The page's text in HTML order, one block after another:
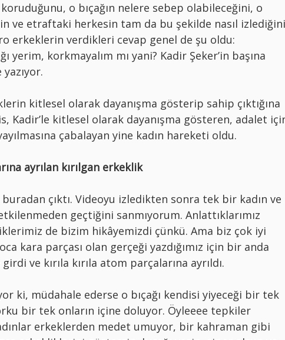
koruduğunu, o bıçağın nelere sebep olabileceğini, o
ve etraftaki herkesin tam da bu şekilde nasıl izlediğini
erkeklerin verdikleri cevap genel de şu oldu:
yerim, korkmayalım mı yani? Kadir Şeker’in başına
kitlesel olarak dayanışma gösterip sahip çıktığına
Kadir’le kitlesel olarak dayanışma gösteren, adalet
çabalayan yine kadın hareketi oldu.
ayrılan kırılgan erkeklik
çıktı. Videoyu izledikten sonra tek bir kadın ve
geçtiğini sanmıyorum. Anlattıklarımız
de bizim hikâyemizdi çünkü. Ama biz çok iyi
kara parçası olan gerçeği yazdığımız için bir anda
ve kırıla kırıla atom parçalarına ayrıldı.
ki, müdahale ederse o bıçağı kendisi yiyeceği bir tek
bir tek onların içine doluyor. Öyleeee tepkiler
erkeklerden medet umuyor, bir kahraman gibi